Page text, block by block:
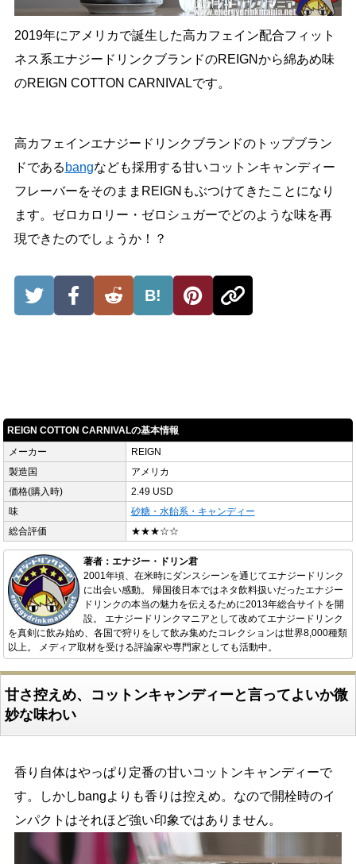
2019年にアメリカで誕生した高カフェイン配合フィット
ネス系エナジードリンクブランドのREIGNから綿あめ味
のREIGN COTTON CARNIVALです。
高カフェインエナジードリンクブランドのトップブラン
ドである bangなども採用する甘いコットンキャンディー
フレーバーをそのままREIGNもぶつけてきたことになり
ます。ゼロカロリー・ゼロシュガーでどのような味を再
現できたのでしょうか！？
B!
REIGN COTTON CARNIVALの基本情報
メーカー
REIGN
製造国
アメリカ
価格(購入時)
2.49 USD
味
砂糖・水飴系・キャンディー
総合評価
★★★☆☆
著者：エナジー・ドリン君
2001年頃、在米時にダンスシーンを通じてエナジードリンク
に出会い感動。 帰国後日本ではネタ飲料扱いだったエナジー
ドリンクの本当の魅力を伝えるために2013年総合サイトを開
設。 エナジードリンクマニアとして改めてエナジードリンク
を真剣に飲み始め、各国で狩りをして飲み集めたコレクションは世界8,000種類
以上。 メディア取材を受ける評論家や専門家としても活動中。
甘さ控えめ、コットンキャンディーと言ってよいか微
妙な味わい
香り自体はやっぱり定番の甘いコットンキャンディーで
す。しかしbangよりも香りは控えめ。なので開栓時のイ
ンパクトはそれほど強い印象ではありません。